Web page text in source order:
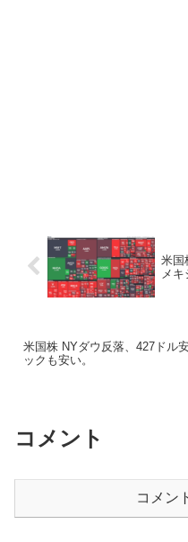
米国
メキ
米国株 NYダウ反落、427ドル
ックも安い。
コメント
コメン